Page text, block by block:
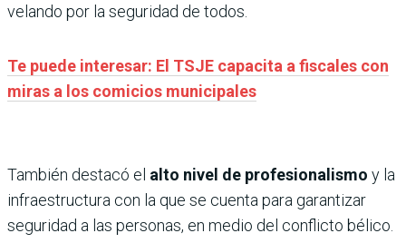
velando por la seguridad de todos.
Te puede interesar: El TSJE capacita a fiscales con
miras a los comicios municipales
También destacó el alto nivel de profesionalismo y la
infraestructura con la que se cuenta para garantizar
seguridad a las personas, en medio del conflicto bélico.